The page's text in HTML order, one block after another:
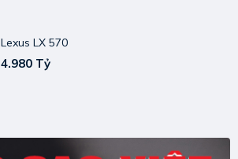
Lexus LX 570
4.980 Tỷ